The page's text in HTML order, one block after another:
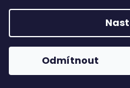
Odmítnout
Copyright 2026
vyhrazena.